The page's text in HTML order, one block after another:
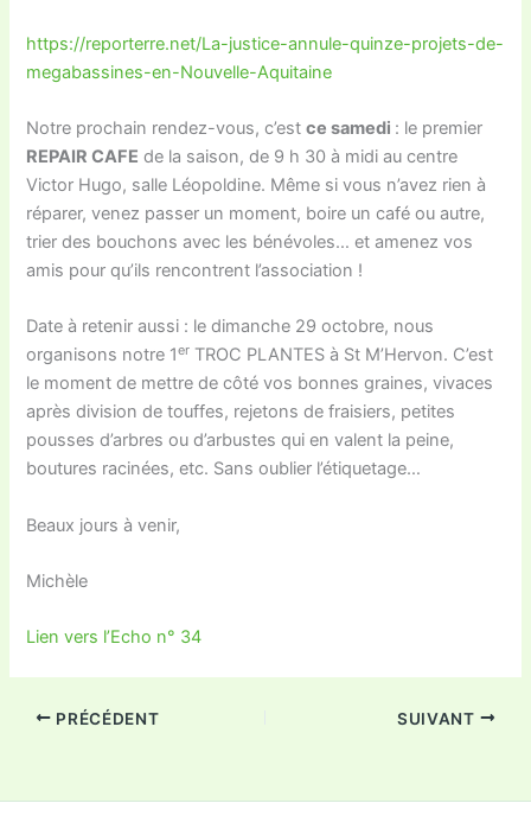
https://reporterre.net/La-justice-annule-quinze-projets-de-
megabassines-en-Nouvelle-Aquitaine
Notre prochain rendez-vous, c’estce samedi : le premier
REPAIR CAFE de la saison, de 9 h 30 à midi au centre
Victor Hugo, salle Léopoldine. Même si vous n’avez rien à
réparer, venez passer un moment, boire un café ou autre,
trier des bouchons avec les bénévoles… et amenez vos
amis pour qu’ils rencontrent l’association !
Date à retenir aussi : le dimanche 29 octobre, nous
organisons notre 1er TROC PLANTES à St M’Hervon. C’est
le moment de mettre de côté vos bonnes graines, vivaces
après division de touffes, rejetons de fraisiers, petites
pousses d’arbres ou d’arbustes qui en valent la peine,
boutures racinées, etc. Sans oublier l’étiquetage…
Beaux jours à venir,
Michèle
Lien vers l’Echo n° 34
PRÉCÉDENT SUIVANT